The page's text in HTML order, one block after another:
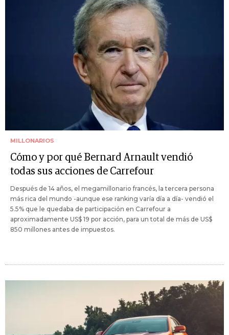
MILLONARIOS
Cómo y por qué Bernard Arnault vendió
todas sus acciones de Carrefour
Después de 14 años, el megamillonario francés, la tercera persona
más rica del mundo -aunque ese ranking varía día a día- vendió el
5.5% que le quedaba de participación en Carrefour a
aproximadamente US$ 19 por acción, para un total de más de US$
850 millones antes de impuestos.